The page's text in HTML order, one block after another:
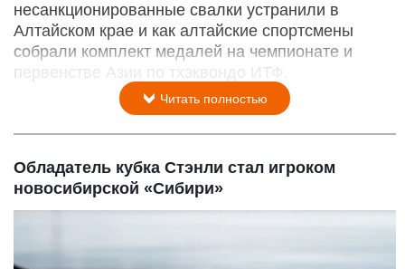
несанкционированные свалки устранили в
Алтайском крае и как алтайские спортсмены
собрали комплект медалей на чемпионате и
первенстве Азии по тхэквондо ИТФ.
Читать полностью
Обладатель кубка Стэнли стал игроком
новосибирской «Сибири»